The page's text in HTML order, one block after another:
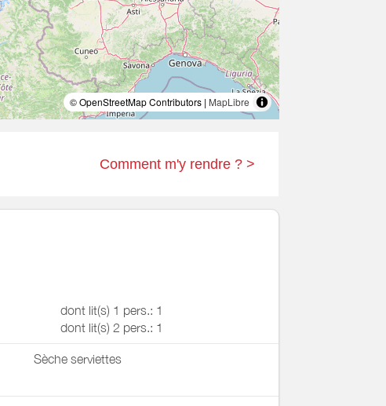
© OpenStreetMap Contributors | MapLibre
Comment m'y rendre ? >
dont lit(s) 1 pers.: 1
dont lit(s) 2 pers.: 1
Sèche serviettes